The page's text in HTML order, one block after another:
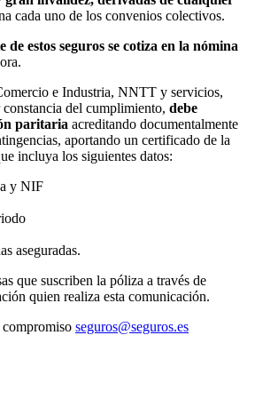
cada uno de los convenios colectivos.
de estos seguros se cotiza en la nómina
e Industria, NNTT y servicios,
del cumplimiento, debe
paritaria acreditando documentalmente
aportando un certificado de la
incluya los siguientes datos:
y NIF
aseguradas.
que suscriben la póliza a través de
quien realiza esta comunicación.
compromiso seguros@seguros.es